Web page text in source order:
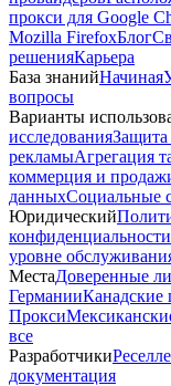
прокси для Google
Mozilla FirefoxБлог
решенияКарьера
База знанийНачиная
вопросы
Варианты
исследованияЗащита
рекламыАгрегация
коммерция и
данныхСоциальные
Юридический
конфиденциальности
уровне
МестаДоверенные
ГерманииКанадские
Прокси
все
Разработчики
документация